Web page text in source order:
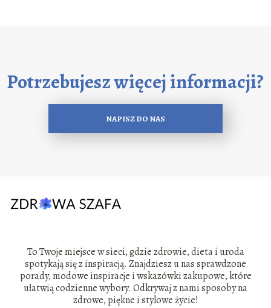
Potrzebujesz więcej informacji?
NAPISZ DO NAS
To Twoje miejsce w sieci, gdzie zdrowie, dieta i uroda
spotykają się z inspiracją. Znajdziesz u nas sprawdzone
porady, modowe inspiracje i wskazówki zakupowe, które
ułatwią codzienne wybory. Odkrywaj z nami sposoby na
zdrowe, piękne i stylowe życie!